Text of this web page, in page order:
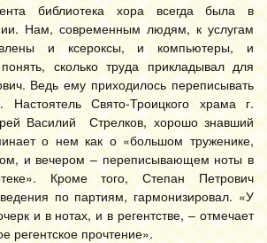
библиотека хора всегда была в
Нам, современным людям, к услугам
и ксероксы, и компьютеры, и
сколько труда прикладывал для
Ведь ему приходилось переписывать
Свято-Троицкого храма г.
Василий Стрелков, хорошо знавший
о нем как о «большом труженике,
и вечером – переписывающем ноты в
Кроме того, Степан Петрович
по партиям, гармонизировал. «У
и в нотах, и в регентстве, – отмечает
регентское прочтение».